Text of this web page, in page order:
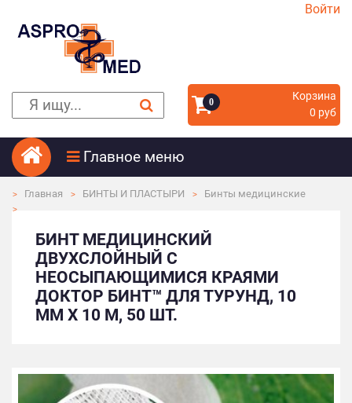
Войти
0
Корзина
0 руб
Главное меню
Главная БИНТЫ И ПЛАСТЫРИ Бинты медицинские
БИНТ МЕДИЦИНСКИЙ
ДВУХСЛОЙНЫЙ С
НЕОСЫПАЮЩИМИСЯ КРАЯМИ
ДОКТОР БИНТ™ ДЛЯ ТУРУНД, 10
ММ Х 10 М, 50 ШТ.